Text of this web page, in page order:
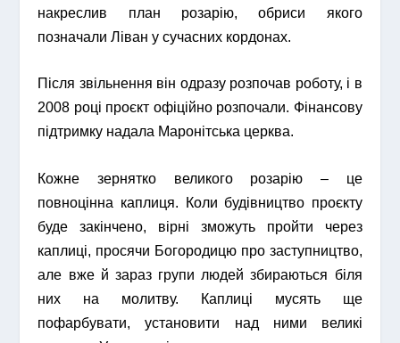
накреслив план розарію, обриси якого
позначали Ліван у сучасних кордонах.
Після звільнення він одразу розпочав роботу, і в
2008 році проєкт офіційно розпочали. Фінансову
підтримку надала Маронітська церква.
Кожне зернятко великого розарію – це
повноцінна каплиця. Коли будівництво проєкту
буде закінчено, вірні зможуть пройти через
каплиці, просячи Богородицю про заступництво,
але вже й зараз групи людей збираються біля
них на молитву. Каплиці мусять ще
пофарбувати, установити над ними великі